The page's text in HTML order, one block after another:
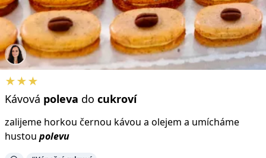
★★★
Kávová poleva do cukroví
zalijeme horkou černou kávou a olejem a umícháme
hustou polevu